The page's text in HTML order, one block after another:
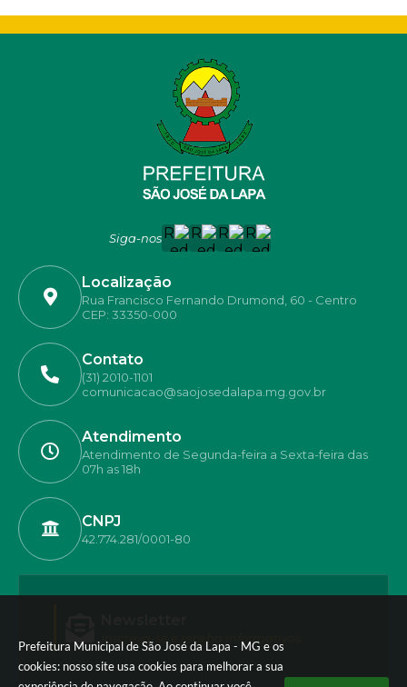
Prefeitura Municipal de São José da Lapa - MG e os
cookies: nosso site usa cookies para melhorar a sua
Siga-nos
Localização
Rua Francisco Fernando Drumond, 60 - Centro
CEP: 33350-000
Contato
(31) 2010-1101
comunicacao@saojosedalapa.mg.gov.br
Atendimento
Atendimento de Segunda-feira a Sexta-feira das
07h as 18h
CNPJ
42.774.281/0001-80